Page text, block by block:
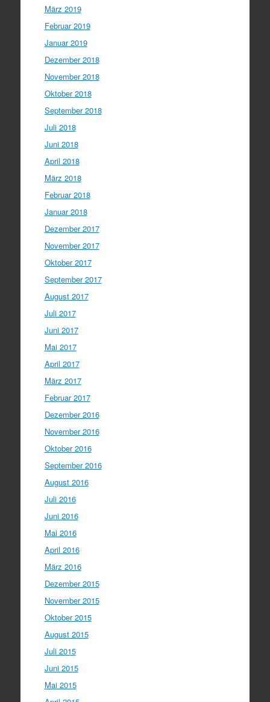
März 2019
Februar 2019
Januar 2019
Dezember 2018
November 2018
Oktober 2018
September 2018
Juli 2018
Juni 2018
April 2018
März 2018
Februar 2018
Januar 2018
Dezember 2017
November 2017
Oktober 2017
September 2017
August 2017
Juli 2017
Juni 2017
Mai 2017
April 2017
März 2017
Februar 2017
Dezember 2016
November 2016
Oktober 2016
September 2016
August 2016
Juli 2016
Juni 2016
Mai 2016
April 2016
März 2016
Dezember 2015
November 2015
Oktober 2015
August 2015
Juli 2015
Juni 2015
Mai 2015